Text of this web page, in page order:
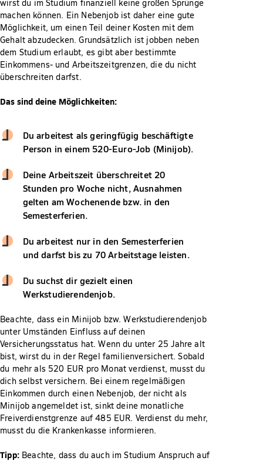
wirst du im Studium finanziell keine großen Sprünge
machen können. Ein Nebenjob ist daher eine gute
Möglichkeit, um einen Teil deiner Kosten mit dem
Gehalt abzudecken. Grundsätzlich ist jobben neben
dem Studium erlaubt, es gibt aber bestimmte
Einkommens- und Arbeitszeitgrenzen, die du nicht
überschreiten darfst.
Das sind deine Möglichkeiten:
Du arbeitest als geringfügig beschäftigte
Person in einem 520-Euro-Job (Minijob).
Deine Arbeitszeit überschreitet 20
Stunden pro Woche nicht, Ausnahmen
gelten am Wochenende bzw. in den
Semesterferien.
Du arbeitest nur in den Semesterferien
und darfst bis zu 70 Arbeitstage leisten.
Du suchst dir gezielt einen
Werkstudierendenjob.
Beachte, dass ein Minijob bzw. Werkstudierendenjob
unter Umständen Einfluss auf deinen
Versicherungsstatus hat. Wenn du unter 25 Jahre alt
bist, wirst du in der Regel familienversichert. Sobald
du mehr als 520 EUR pro Monat verdienst, musst du
dich selbst versichern. Bei einem regelmäßigen
Einkommen durch einen Nebenjob, der nicht als
Minijob angemeldet ist, sinkt deine monatliche
Freiverdienstgrenze auf 485 EUR. Verdienst du mehr,
musst du die Krankenkasse informieren.
Tipp:Beachte, dass du auch im Studium Anspruch auf